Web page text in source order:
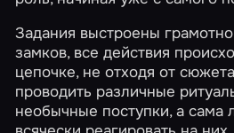
Задания выстроены
замков, все действия
цепочке, не отходя от
проводить различные
необычные поступки, а сама